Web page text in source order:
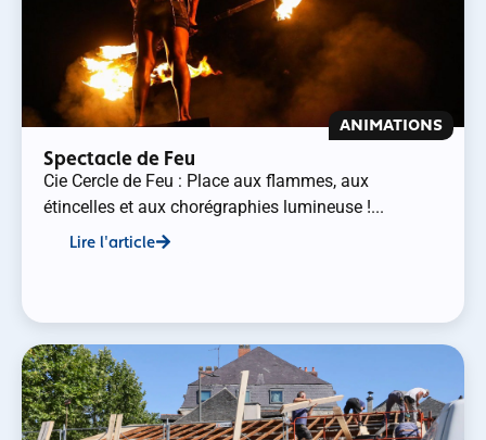
ANIMATIONS
Spectacle de Feu
Cie Cercle de Feu : Place aux flammes, aux
étincelles et aux chorégraphies lumineuse !...
Lire l'article